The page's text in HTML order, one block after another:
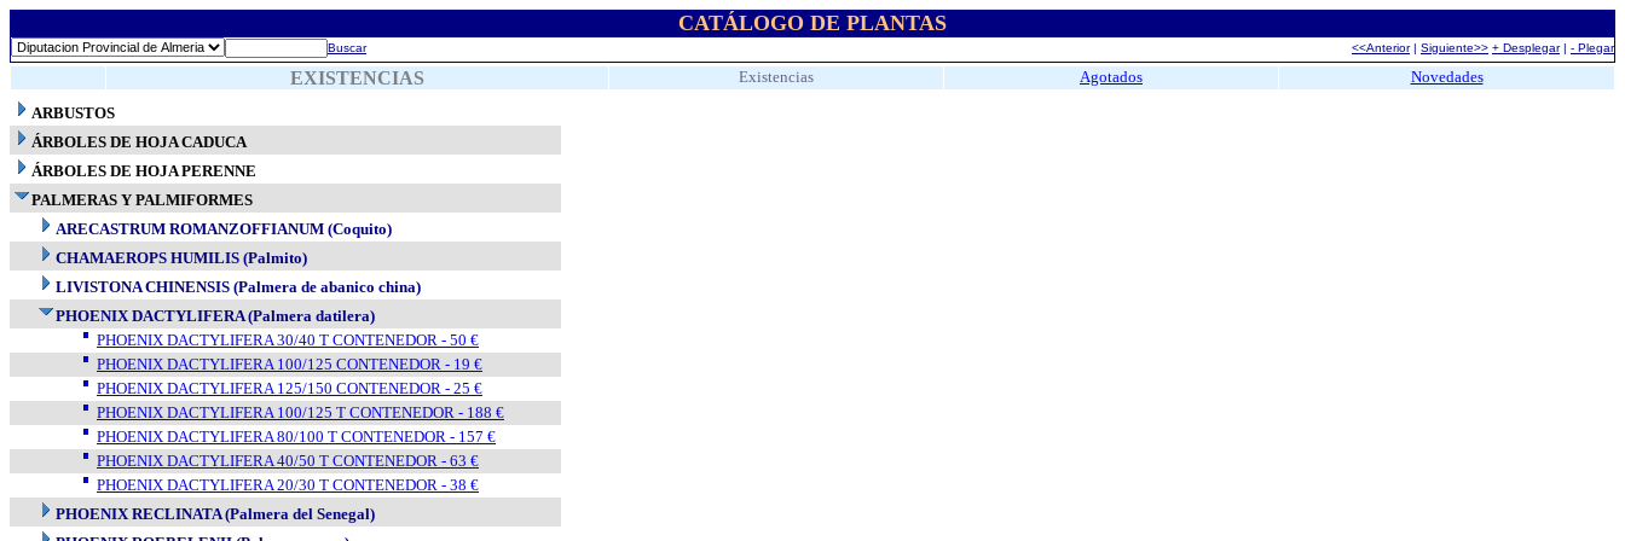
CATÁLOGO DE PLANTAS
Buscar <<Anterior| Siguiente>> + Desplegar| - Plegar
EXISTENCIAS Existencias Agotados
Novedades
ARBUSTOS
ÁRBOLES DE HOJA CADUCA
ÁRBOLES DE HOJA PERENNE
PALMERAS Y PALMIFORMES
ARECASTRUM ROMANZOFFIANUM (Coquito)
CHAMAEROPS HUMILIS (Palmito)
LIVISTONA CHINENSIS (Palmera de abanico china)
PHOENIX DACTYLIFERA (Palmera datilera)
PHOENIX DACTYLIFERA 30/40 T CONTENEDOR - 50 €
PHOENIX DACTYLIFERA 100/125 CONTENEDOR - 19 €
PHOENIX DACTYLIFERA 125/150 CONTENEDOR - 25 €
PHOENIX DACTYLIFERA 100/125 T CONTENEDOR - 188 €
PHOENIX DACTYLIFERA 80/100 T CONTENEDOR - 157 €
PHOENIX DACTYLIFERA 40/50 T CONTENEDOR - 63 €
PHOENIX DACTYLIFERA 20/30 T CONTENEDOR - 38 €
PHOENIX RECLINATA (Palmera del Senegal)